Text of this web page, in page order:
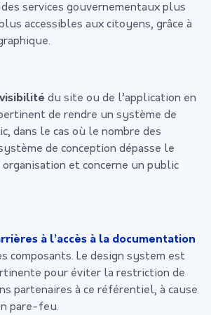
services gouvernementaux plus
accessibles aux citoyens, grâce à
du site ou de l’application en
de rendre un système de
dans le cas où le nombre des
de conception dépasse le
organisation et concerne un public
à l’accès à la documentation
composants. Le design system est
pour éviter la restriction de
partenaires à ce référentiel, à cause
pare-feu.